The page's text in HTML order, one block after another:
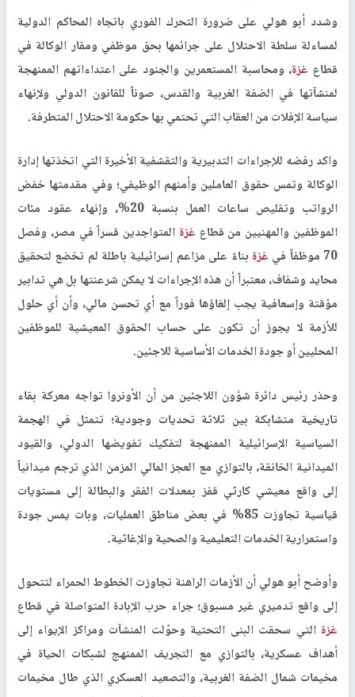
وشدد أبو هولي على ضرورة التحرك الفوري باتجاه المحاكم الدولية
لمساءلة سلطة الاحتلال على جرائمها بحق موظفي ومقار الوكالة في
قطاع غزة، ومحاسبة المستعمرين والجنود على اعتداءاتهم الممنهجة
لمنشآتها في الضفة الغربية والقدس، صوناً للقانون الدولي ولإنهاء
سياسة الإفلات من العقاب التي تحتمي بها حكومة الاحتلال المتطرفة.
واكد رفضه للإجراءات التدبيرية والتقشفية الأخيرة التي اتخذتها إدارة
الوكالة وتمس حقوق العاملين وأمنهم الوظيفي؛ وفي مقدمتها خفض
الرواتب وتقليص ساعات العمل بنسبة 20%، وإنهاء عقود مئات
الموظفين والمهنيين من قطاع غزة المتواجدين قسراً في مصر، وفصل
70 موظفاً في
غزة بناءً على مزاعم إسرائيلية باطلة لم تخضع لتحقيق
محايد وشفاف، معتبراً أن هذه الإجراءات لا يمكن شرعنتها بل هي تدابير
مؤقتة وإسعافية يجب إلغاؤها فوراً مع أي تحسن مالي، وأن أي حلول
للأزمة لا يجوز أن تكون على حساب الحقوق المعيشية للموظفين
المحليين أو جودة الخدمات الأساسية للاجئين.
وحذر رئيس دائرة شؤون اللاجئين من أن الأونروا تواجه معركة بقاء
تاريخية متشابكة بين ثلاثة تحديات وجودية؛ تتمثل في الهجمة
السياسية الإسرائيلية الممنهجة لتفكيك تفويضها الدولي، والقيود
الميدانية الخانقة، بالتوازي مع العجز المالي المزمن الذي ترجم ميدانياً
إلى واقع معيشي كارثي قفز بمعدلات الفقر والبطالة إلى مستويات
قياسية تجاوزت 85% في بعض مناطق العمليات، وبات يمس جودة
واستمرارية الخدمات التعليمية والصحية والإغاثية.
وأوضح أبو هولي أن الأزمات الراهنة تجاوزت الخطوط الحمراء لتتحول
إلى واقع تدميري غير مسبوق؛ جراء حرب الإبادة المتواصلة في قطاع
غزة التي سحقت البنى التحتية وحوّلت المنشآت ومراكز الإيواء إلى
أهداف عسكرية، بالتوازي مع التجريف الممنهج لشبكات الحياة في
مخيمات شمال الضفة الغربية، والتصعيد العسكري الذي طال مخيمات